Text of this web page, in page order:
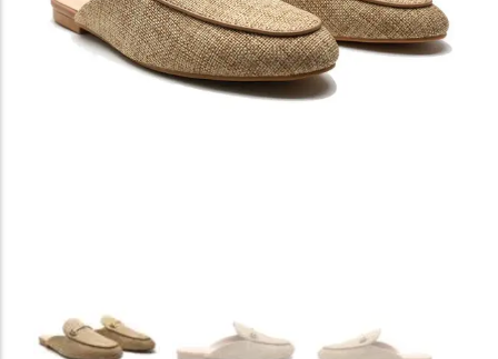
SANDALES PLATES & MEDICALES FEMME
SANDALES SOIRÉES FEMME